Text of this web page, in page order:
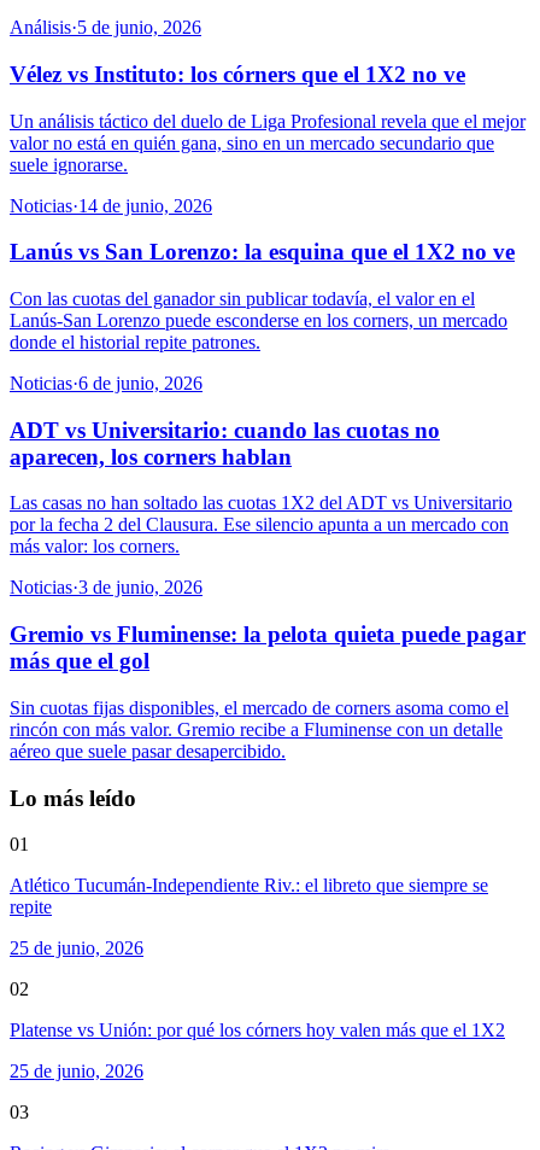
Análisis·5 de junio, 2026
Vélez vs Instituto: los córners que el 1X2 no ve
Un análisis táctico del duelo de Liga Profesional revela que el mejor
valor no está en quién gana, sino en un mercado secundario que
suele ignorarse.
Noticias·14 de junio, 2026
Lanús vs San Lorenzo: la esquina que el 1X2 no ve
Con las cuotas del ganador sin publicar todavía, el valor en el
Lanús-San Lorenzo puede esconderse en los corners, un mercado
donde el historial repite patrones.
Noticias·6 de junio, 2026
ADT vs Universitario: cuando las cuotas no
aparecen, los corners hablan
Las casas no han soltado las cuotas 1X2 del ADT vs Universitario
por la fecha 2 del Clausura. Ese silencio apunta a un mercado con
más valor: los corners.
Noticias·3 de junio, 2026
Gremio vs Fluminense: la pelota quieta puede pagar
más que el gol
Sin cuotas fijas disponibles, el mercado de corners asoma como el
rincón con más valor. Gremio recibe a Fluminense con un detalle
aéreo que suele pasar desapercibido.
Lo más leído
01
Atlético Tucumán-Independiente Riv.: el libreto que siempre se
repite
25 de junio, 2026
02
Platense vs Unión: por qué los córners hoy valen más que el 1X2
25 de junio, 2026
03